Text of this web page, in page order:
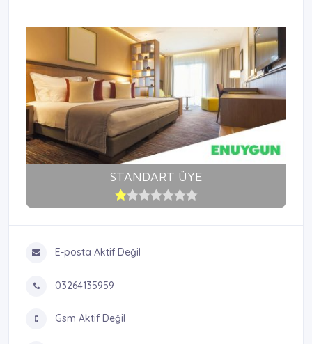
STANDART ÜYE
E-posta Aktif Değil
03264135959
Gsm Aktif Değil